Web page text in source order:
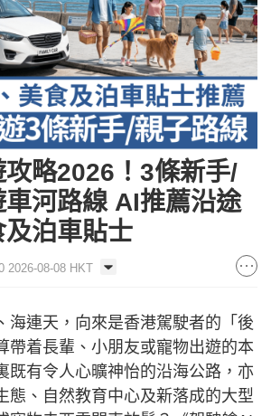
略2026！3條新手/
河路線 AI推薦沿途
泊車貼士
2026-08-08 HKT
海連天，向來是香港駕駛者的「後
帶着長輩、小朋友或寵物出遊的本
既有令人心曠神怡的沿海公路，亦
態、自然教育中心及新落成的大型